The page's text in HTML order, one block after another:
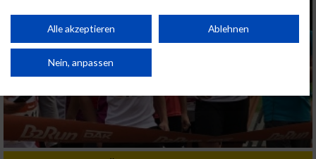
Performance von Inhalten. Analyse von Zielgruppen durch Statistiken oder
Kombinationen von Daten aus verschiedenen Quellen. Entwicklung und
von Inhalten.
Daten können außerhalb der Europäischen Union weitergegeben und in die
Website/App.
Partnerliste anzeigen (1 IAB-Anbieter)
Wir nutzen Ihre Daten für folgende Zwecke:
Alle akzeptieren Ablehnen
Nein, anpassen